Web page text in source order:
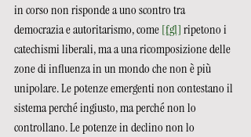
in corso non risponde a uno scontro tra
democrazia e autoritarismo, come [fg1] ripetono i
catechismi liberali, ma a una ricomposizione delle
zone di influenza in un mondo che non è più
unipolare. Le potenze emergenti non contestano il
sistema perché ingiusto, ma perché non lo
controllano. Le potenze in declino non lo